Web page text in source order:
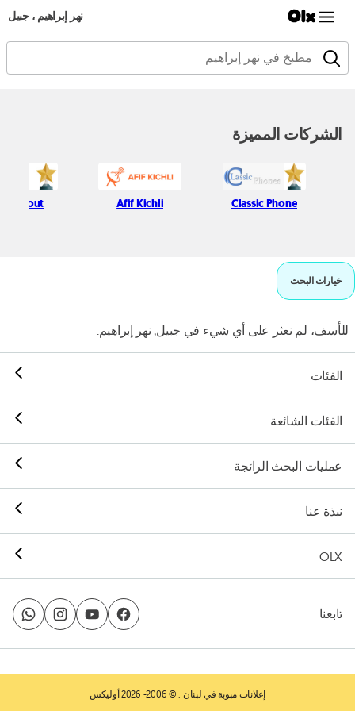
نهر إبراهيم ، جبيل
الشركات المميزة
Classic Phone
Afif Kichli
Hout
خيارات البحث
للأسف، لم نعثر على أي شيء في جبيل, نهر إبراهيم.
الفئات
الفئات الشائعة
عمليات البحث الرائجة
نبذة عنا
OLX
تابعنا
إعلانات مبوبة في لبنان . © 2006- 2026 أوليكس